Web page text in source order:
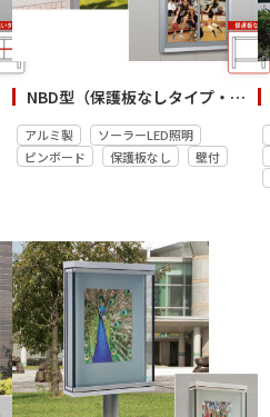
NBD型（保護板なしタイプ・自立／壁付）
アルミ製
ソーラーLED照明
ピンボード
保護板なし 壁付